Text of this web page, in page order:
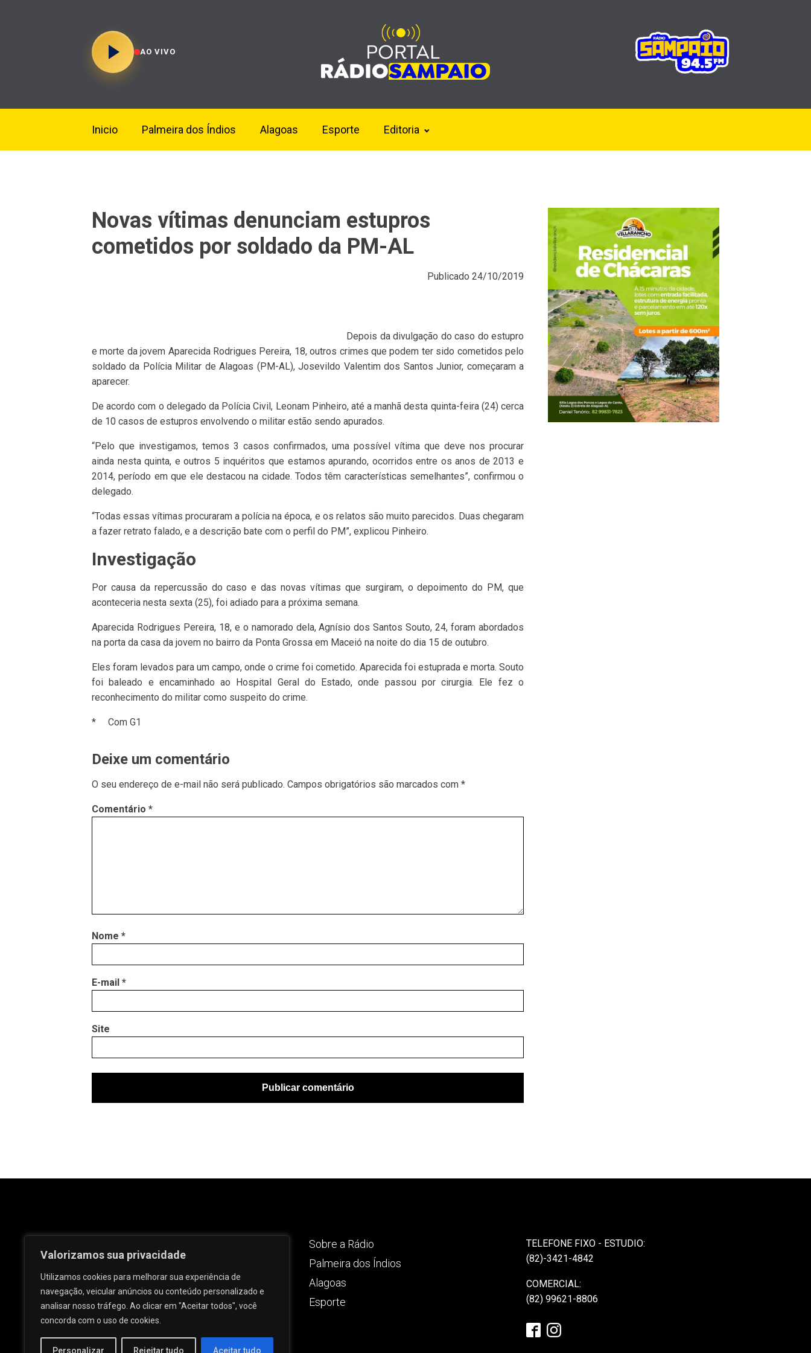
Valorizamos sua privacidade
Utilizamos cookies para melhorar sua experiência de
navegação, veicular anúncios ou conteúdo personalizado e
analisar nosso tráfego. Ao clicar em "Aceitar todos", você
concorda com o uso de cookies.
Personalizar Rejeitar tudo Aceitar tudo
AO VIVO
Inicio Palmeira dos Índios Alagoas Esporte Editoria
Novas vítimas denunciam estupros
cometidos por soldado da PM-AL
Publicado 24/10/2019
Depois da divulgação do caso do estupro
e morte da jovem Aparecida Rodrigues Pereira, 18, outros crimes que podem ter sido cometidos pelo
soldado da Polícia Militar de Alagoas (PM-AL), Josevildo Valentim dos Santos Junior, começaram a
aparecer.
De acordo com o delegado da Polícia Civil, Leonam Pinheiro, até a manhã desta quinta-feira (24) cerca
de 10 casos de estupros envolvendo o militar estão sendo apurados.
“Pelo que investigamos, temos 3 casos confirmados, uma possível vítima que deve nos procurar
ainda nesta quinta, e outros 5 inquéritos que estamos apurando, ocorridos entre os anos de 2013 e
2014, período em que ele destacou na cidade. Todos têm características semelhantes”, confirmou o
delegado.
“Todas essas vítimas procuraram a polícia na época, e os relatos são muito parecidos. Duas chegaram
a fazer retrato falado, e a descrição bate com o perfil do PM”, explicou Pinheiro.
Investigação
Por causa da repercussão do caso e das novas vítimas que surgiram, o depoimento do PM, que
aconteceria nesta sexta (25), foi adiado para a próxima semana.
Aparecida Rodrigues Pereira, 18, e o namorado dela, Agnísio dos Santos Souto, 24, foram abordados
na porta da casa da jovem no bairro da Ponta Grossa em Maceió na noite do dia 15 de outubro.
Eles foram levados para um campo, onde o crime foi cometido. Aparecida foi estuprada e morta. Souto
foi baleado e encaminhado ao Hospital Geral do Estado, onde passou por cirurgia. Ele fez o
reconhecimento do militar como suspeito do crime.
* Com G1
Deixe um comentário
O seu endereço de e-mail não será publicado. Campos obrigatórios são marcados com *
Comentário *
Nome *
E-mail *
Site
Rua José e Maria Passos, nº 25 - Centro -
Palmeira dos Índios - AL.
Sobre a Rádio
Palmeira dos Índios
Alagoas
Esporte
TELEFONE FIXO - ESTUDIO:
(82)-3421-4842
COMERCIAL:
(82) 99621-8806